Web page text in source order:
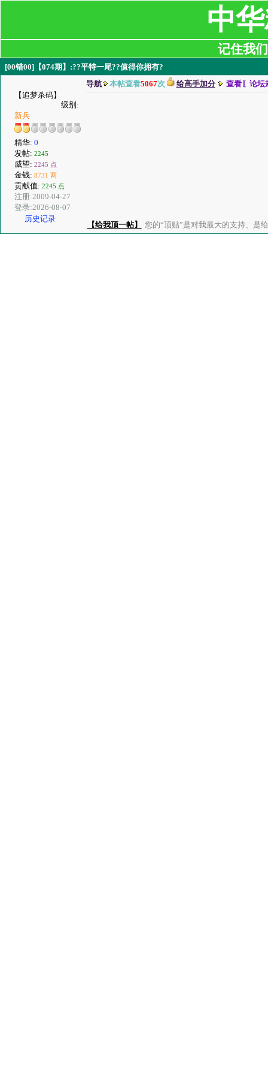
中
记住我
[00错00]【074期】:??平特一尾??值得你拥有?
【追梦杀码】
级别:
新兵
精华: 0
发帖: 2245
威望: 2245 点
金钱: 8731 两
贡献值: 2245 点
注册:2009-04-27
登录:2026-08-07
历史记录
导航 本帖查看5067次 给高手加分 查看〖论坛
【给我顶一帖】 您的“顶贴”是对我最大的支持、是